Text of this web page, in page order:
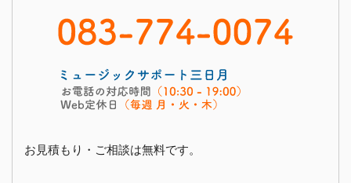
お見積もり・ご相談は無料です。